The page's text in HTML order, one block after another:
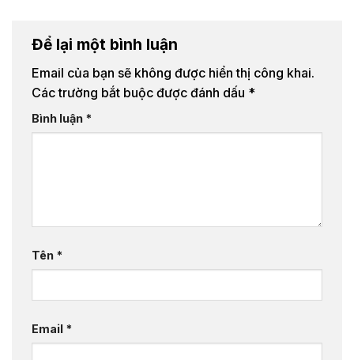
Để lại một bình luận
Email của bạn sẽ không được hiển thị công khai.
Các trường bắt buộc được đánh dấu *
Bình luận *
Tên *
Email *